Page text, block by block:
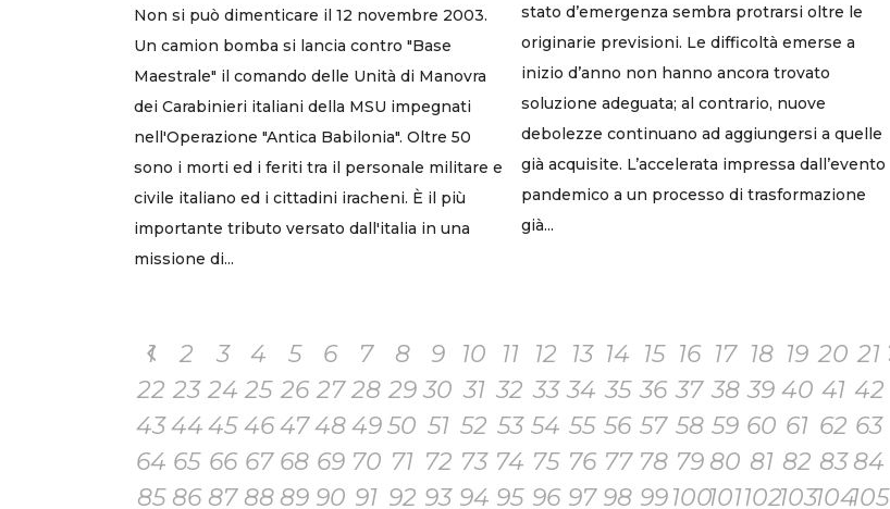
stato d’emergenza sembra protrarsi oltre le
originarie previsioni. Le difficoltà emerse a
inizio d’anno non hanno ancora trovato
soluzione adeguata; al contrario, nuove
debolezze continuano ad aggiungersi a quelle
già acquisite. L’accelerata impressa dall’evento
pandemico a un processo di trasformazione
già...
Non si può dimenticare il 12 novembre 2003.
Un camion bomba si lancia contro "Base
Maestrale" il comando delle Unità di Manovra
dei Carabinieri italiani della MSU impegnati
nell'Operazione "Antica Babilonia". Oltre 50
sono i morti ed i feriti tra il personale militare e
civile italiano ed i cittadini iracheni. È il più
importante tributo versato dall'italia in una
missione di...
1 2 3 4 5 6 7 8 9 10 11 12 13 14 15 16 17 18 19 20 21
22 23 24 25 26 27 28 29 30 31 32 33 34 35 36 37 38 39 40 41 42
434445 46 474849 50 51 52 53 54 55 56 57 58 59 60 61 62 63
64 65 66 67 68 69 70 71 72 73 74 75 76 77 78 79 80 81 82 83 84
85 86 87 88 89 90 91 92 93 94 95 96 97 98 99 100101102103104105